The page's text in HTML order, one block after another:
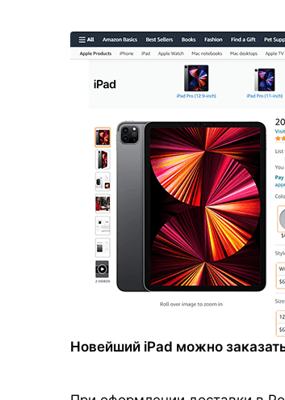
Новейший iPad можно